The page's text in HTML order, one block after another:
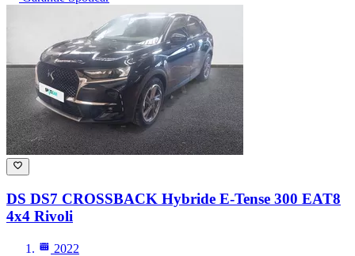
DS DS7 CROSSBACK Hybride E-Tense 300 EAT8
4x4 Rivoli
2022